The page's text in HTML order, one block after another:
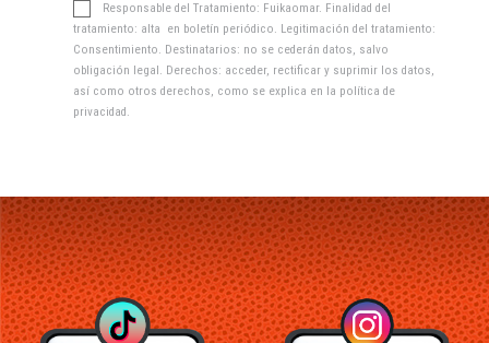
Responsable del Tratamiento: Fuikaomar. Finalidad del
tratamiento: alta en boletín periódico. Legitimación del tratamiento:
Consentimiento. Destinatarios: no se cederán datos, salvo
obligación legal. Derechos: acceder, rectificar y suprimir los datos,
así como otros derechos, como se explica en la política de
privacidad .